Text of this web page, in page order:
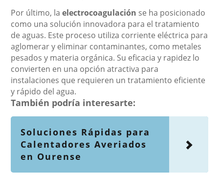
Por último, laelectrocoagulación se ha posicionado
como una solución innovadora para el tratamiento
de aguas. Este proceso utiliza corriente eléctrica para
aglomerar y eliminar contaminantes, como metales
pesados y materia orgánica. Su eficacia y rapidez lo
convierten en una opción atractiva para
instalaciones que requieren un tratamiento eficiente
y rápido del agua.
También podría interesarte:
Soluciones Rápidas para
Calentadores Averiados
en Ourense